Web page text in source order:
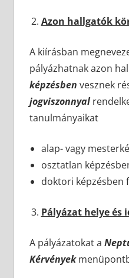
Azon hallgatók
A kiírásban
pályázhatnak azon
képzésben vesznek
jogviszonnyal
tanulmányaikat
alap- vagy
osztatlan
doktori képzésben
Pályázat helye és
A pályázatokat a
Kérvények